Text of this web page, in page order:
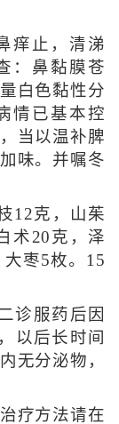
止，清涕
：鼻黏膜苍
白色黏性分
情已基本控
当以温补脾
味。并嘱冬
克，山茱
术20克，泽
枣5枚。15
服药后因
以后长时间
无分泌物，
疗方法请在